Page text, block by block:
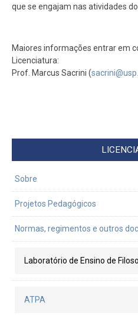
que se engajam nas atividades do
Maiores informações entrar em
Licenciatura:
Prof. Marcus Sacrini (
Sobre
Projetos Pedagógicos
Normas, regimentos e outros
Laboratório de Ensino de
ATPA